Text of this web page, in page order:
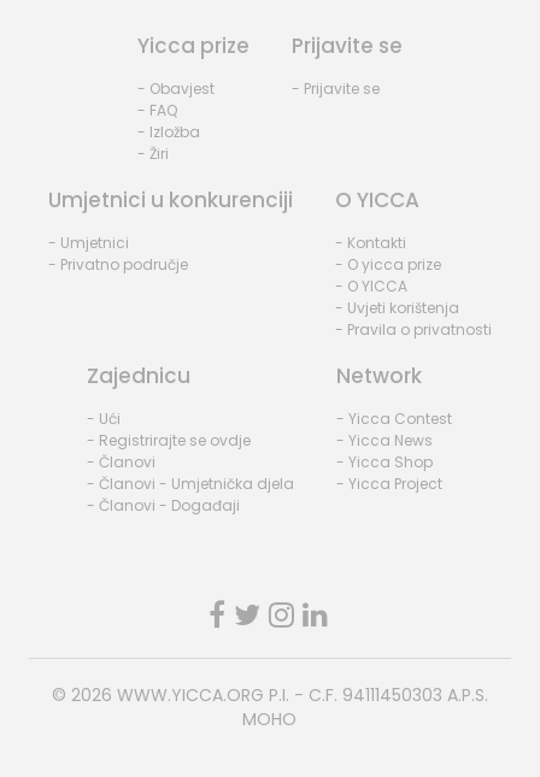
Yicca prize
- Obavjest
- FAQ
- Izložba
- Žiri
Prijavite se
- Prijavite se
Umjetnici u konkurenciji
- Umjetnici
- Privatno područje
O YICCA
- Kontakti
- O yicca prize
- O YICCA
- Uvjeti korištenja
- Pravila o privatnosti
Zajednicu
- Ući
- Registrirajte se ovdje
- Članovi
- Članovi - Umjetnička djela
- Članovi - Događaji
Network
- Yicca Contest
- Yicca News
- Yicca Shop
- Yicca Project
© 2026 WWW.YICCA.ORG P.I. - C.F. 94111450303 A.P.S.
MOHO